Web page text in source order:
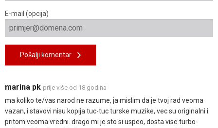
E-mail (opcija)
Pošalji komentar
marina pk prije više od 18 godina
ma koliko te/vas narod ne razume, ja mislim da je tvoj rad veoma
vazan, i stavovi nisu kopija tuc-tuc turske muzike, vec su originalni i
pritom veoma vredni. drago mi je sto si uspeo, dosta vise turbo-